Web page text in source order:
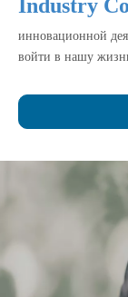
Industry
инновационной
войти в нашу